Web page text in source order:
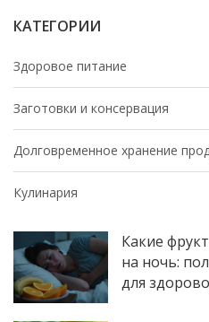
КАТЕГОРИИ
Здоровое питание
Заготовки и консервация
Долговременное хранение
Кулинария
Какие
на ночь:
для